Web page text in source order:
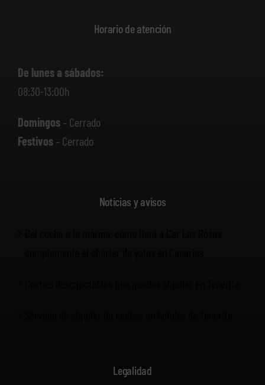
Horario de atención
De lunes a sábados:
08:30-13:00h
Domingos– Cerrado
Festivos– Cerrado
Noticias y avisos
Legalidad